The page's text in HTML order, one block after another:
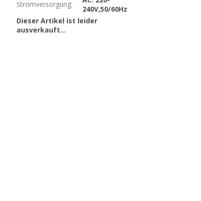
Stromversorgung:
240V,50/60Hz
Dieser Artikel ist leider
ausverkauft…